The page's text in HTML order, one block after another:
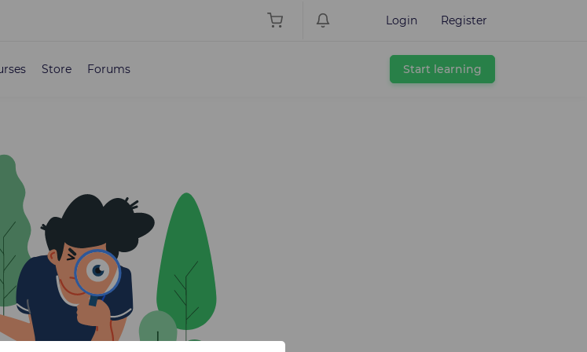
Login Register
Store Forums Start learning